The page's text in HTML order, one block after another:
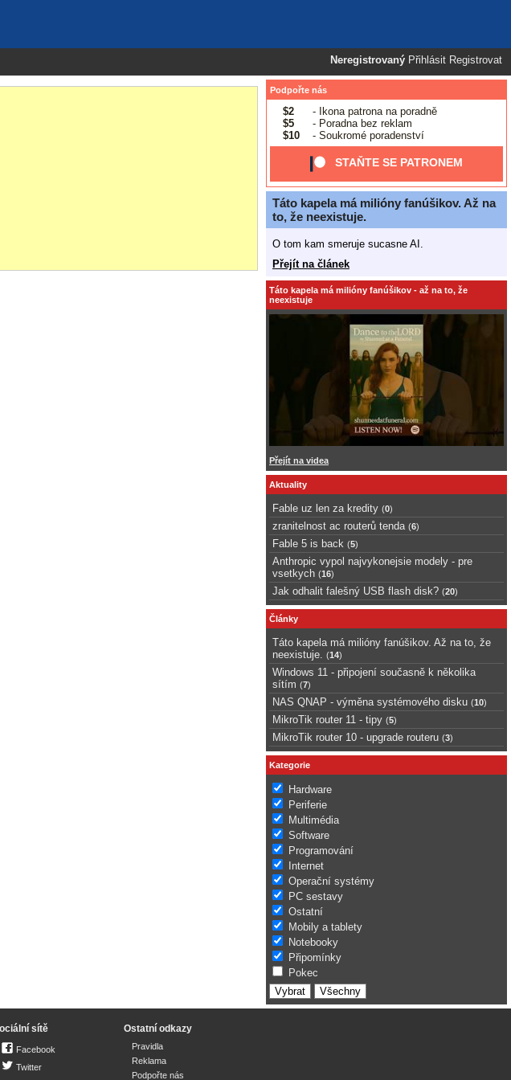
Neregistrovaný Přihlásit Registrovat
Podpořte nás
$2
- Ikona patrona na poradně
$5
- Poradna bez reklam
$10
- Soukromé poradenství
STAŇTE SE PATRONEM
Táto kapela má milióny fanúšikov. Až na
to, že neexistuje.
O tom kam smeruje sucasne AI.
Přejít na článek
Táto kapela má milióny fanúšikov - až na to, že
neexistuje
Přejít na videa
Aktuality
Fable uz len za kredity (0)
zranitelnost ac routerů tenda (6)
Fable 5 is back (5)
Anthropic vypol najvykonejsie modely - pre
vsetkych (16)
Jak odhalit falešný USB flash disk? (20)
Články
Táto kapela má milióny fanúšikov. Až na to, že
neexistuje.
(14)
Windows 11 - připojení současně k několika
sítím (7)
NAS QNAP - výměna systémového disku (10)
MikroTik router 11 - tipy (5)
MikroTik router 10 - upgrade routeru (3)
Kategorie
Hardware
Periferie
Multimédia
Software
Programování
Internet
Operační systémy
PC sestavy
Ostatní
Mobily a tablety
Notebooky
Připomínky
Pokec
sítě
Facebook
Twitter
Ostatní odkazy
Pravidla
Reklama
Podpořte nás